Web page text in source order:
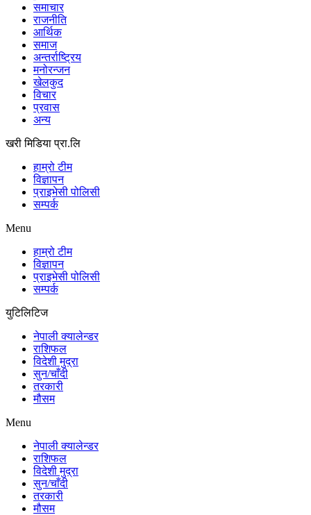
समाचार
राजनीति
आर्थिक
समाज
अन्तर्राष्ट्रिय
मनोरन्जन
खेलकुद
विचार
प्रवास
अन्य
खरी मिडिया प्रा.लि
हाम्रो टीम
विज्ञापन
प्राइभेसी पोलिसी
सम्पर्क
Menu
हाम्रो टीम
विज्ञापन
प्राइभेसी पोलिसी
सम्पर्क
युटिलिटिज
नेपाली क्यालेन्डर
राशिफल
विदेशी मुद्रा
सुन/चाँदी
तरकारी
मौसम
Menu
नेपाली क्यालेन्डर
राशिफल
विदेशी मुद्रा
सुन/चाँदी
तरकारी
मौसम